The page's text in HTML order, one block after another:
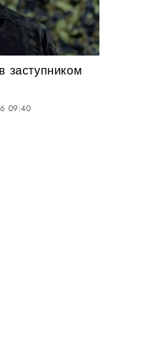
заступником
09:40